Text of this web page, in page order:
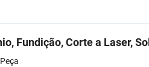
Fundição, Corte a Laser,